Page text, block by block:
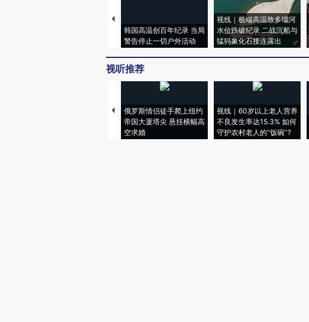
韩国高温创百年纪录 当局
警告停止一切户外活动
视线｜极端高温致多瑙河
水位跌破纪录 二战沉船与
猛犸象化石接连露出
视听推荐
俄罗斯情侣徒手爬上纽约
帝国大厦塔尖 悬挂横幅高
空求婚
视线｜60岁以上老人营养
不良发生率达15.3% 如何
守护农村老人的“饭碗”?